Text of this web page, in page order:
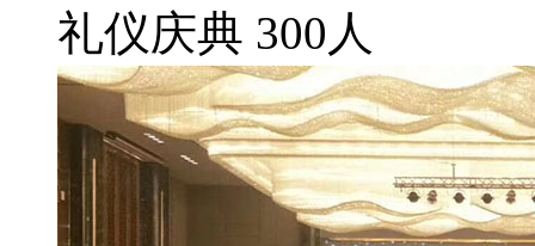
礼仪庆典 300人